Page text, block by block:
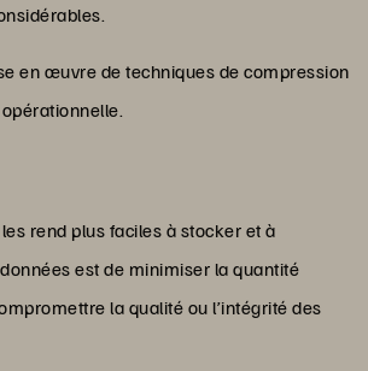
en œuvre de techniques de compression
rend plus faciles à stocker et à
est de minimiser la quantité
la qualité ou l’intégrité des